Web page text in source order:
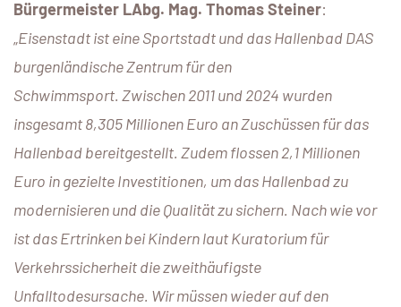
Bürgermeister LAbg. Mag. Thomas Steiner:
„Eisenstadt ist eine Sportstadt und das Hallenbad DAS
burgenländische Zentrum für den
Schwimmsport. Zwischen 2011 und 2024 wurden
insgesamt 8,305 Millionen Euro an Zuschüssen für das
Hallenbad bereitgestellt. Zudem flossen 2,1 Millionen
Euro in gezielte Investitionen, um das Hallenbad zu
modernisieren und die Qualität zu sichern. Nach wie vor
ist das Ertrinken bei Kindern laut Kuratorium für
Verkehrssicherheit die zweithäufigste
Unfalltodesursache. Wir müssen wieder auf den